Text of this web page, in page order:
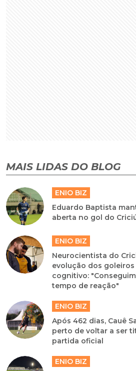
MAIS LIDAS DO BLOG
ENIO BIZ
Eduardo Baptista
aberta no gol do
ENIO BIZ
Neurocientista do
evolução dos
cognitivo:
tempo de reação"
ENIO BIZ
Após 462 dias, Cauê
perto de voltar a ser
partida oficial
ENIO BIZ